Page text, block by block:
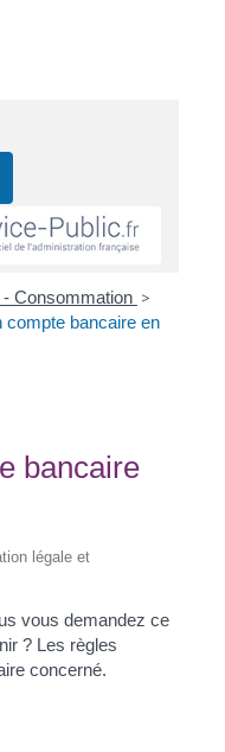
Consommation >
compte bancaire en
bancaire
légale et
vous demandez ce
? Les règles
concerné.